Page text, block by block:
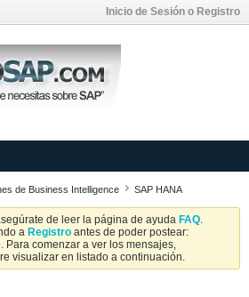
Inicio de Sesión o Registro
de Business Intelligence SAP HANA
de leer la página de ayuda FAQ.
a Registro antes de poder postear:
Para comenzar a ver los mensajes,
visualizar en listado a continuación.